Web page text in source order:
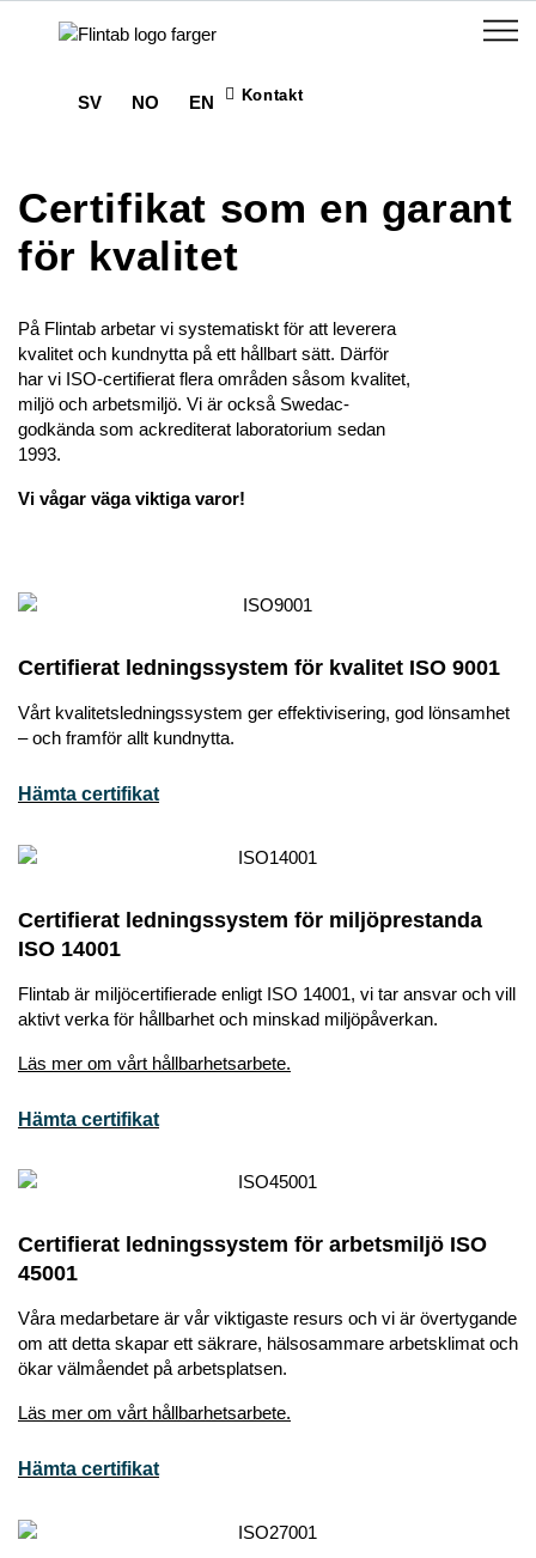
SV NO EN Kontakt
Certifikat som en garant
för kvalitet
På Flintab arbetar vi systematiskt för att leverera
kvalitet och kundnytta på ett hållbart sätt. Därför
har vi ISO-certifierat flera områden såsom kvalitet,
miljö och arbetsmiljö. Vi är också Swedac-
godkända som ackrediterat laboratorium sedan
1993.
Vi vågar väga viktiga varor!
Certifierat ledningssystem för kvalitet ISO 9001
Vårt kvalitetsledningssystem ger effektivisering, god lönsamhet
– och framför allt kundnytta.
Hämta certifikat
Certifierat ledningssystem för miljöprestanda
ISO 14001
Flintab är miljöcertifierade enligt ISO 14001, vi tar ansvar och vill
aktivt verka för hållbarhet och minskad miljöpåverkan.
Läs mer om vårt hållbarhetsarbete.
Hämta certifikat
Certifierat ledningssystem för arbetsmiljö ISO
45001
Våra medarbetare är vår viktigaste resurs och vi är övertygande
om att detta skapar ett säkrare, hälsosammare arbetsklimat och
ökar välmåendet på arbetsplatsen.
Läs mer om vårt hållbarhetsarbete.
Hämta certifikat